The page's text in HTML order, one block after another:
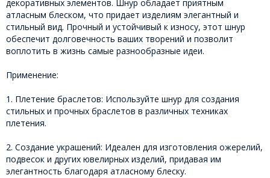
декоративных элементов. Шнур обладает приятным
атласным блеском, что придает изделиям элегантный и
стильный вид. Прочный и устойчивый к износу, этот шнур
обеспечит долговечность ваших творений и позволит
воплотить в жизнь самые разнообразные идеи.
Применение:
1. Плетение браслетов: Используйте шнур для создания
стильных и прочных браслетов в различных техниках
плетения.
2. Создание украшений: Идеален для изготовления ожерелий,
подвесок и других ювелирных изделий, придавая им
элегантность благодаря атласному блеску.